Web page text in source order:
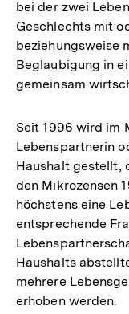
bei der zwei
Geschlechts mit
beziehungsweise
Beglaubigung in
gemeinsam
Seit 1996 wird im
Lebenspartnerin
Haushalt gestellt,
den Mikrozensen
höchstens eine
entsprechende
Haushalts
mehrere
erhoben werden.